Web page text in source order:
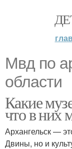
Мвд по
области
Какие
что в них
Архангельск —
Двины, но и